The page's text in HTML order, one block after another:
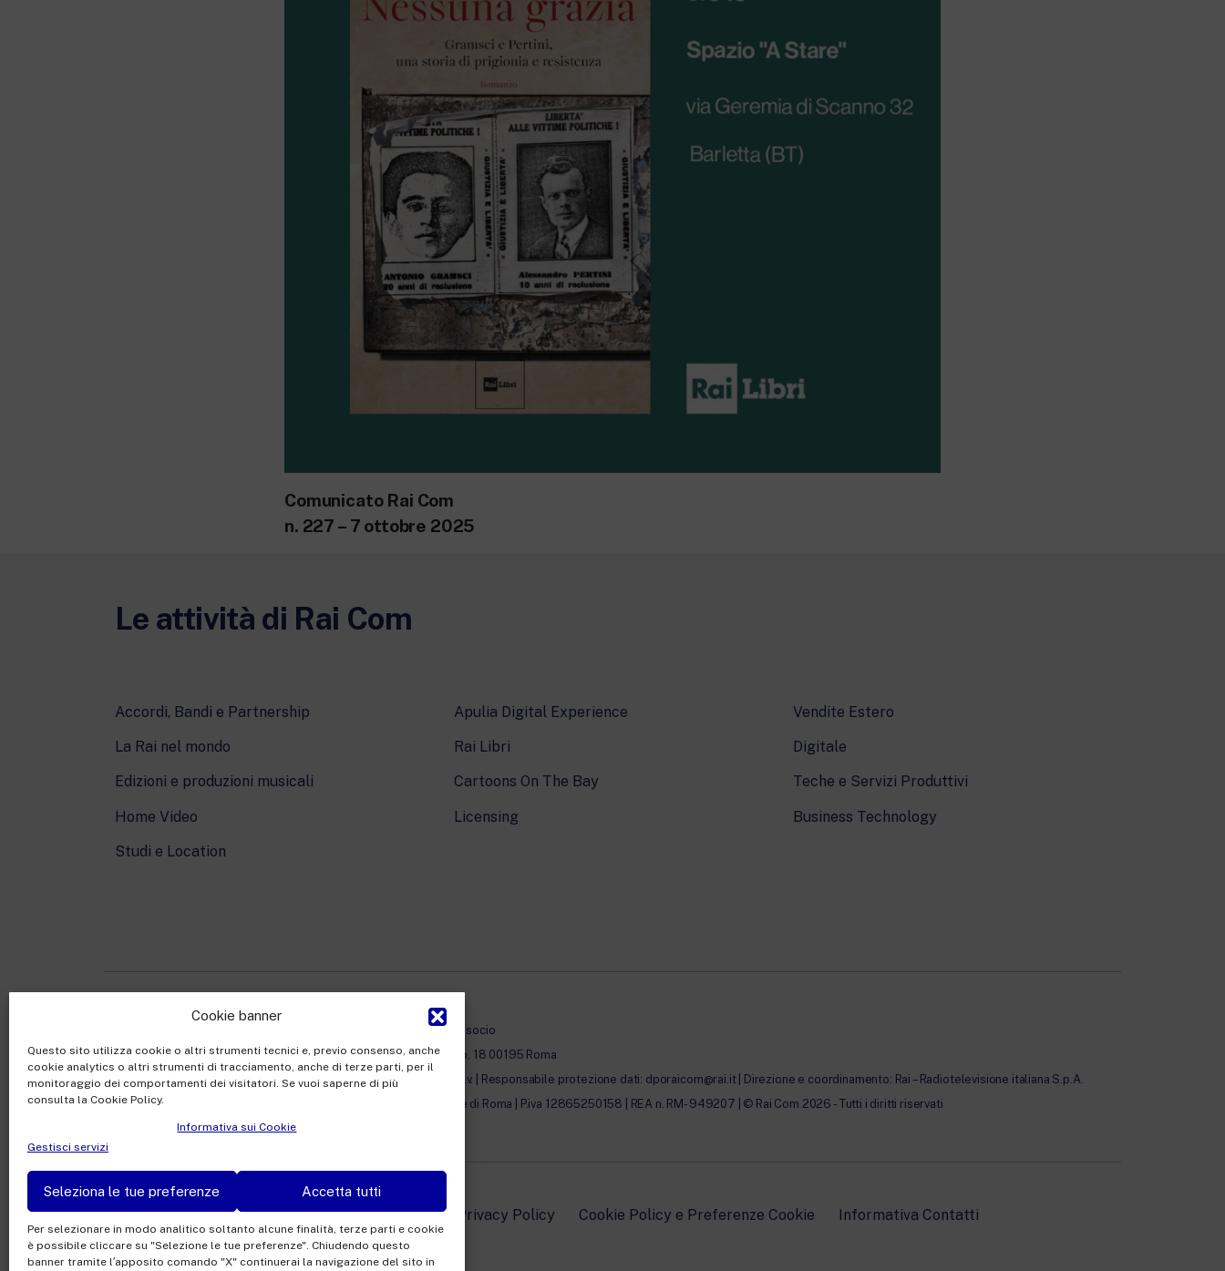
Cookie banner
Questo sito utilizza cookie o altri strumenti tecnici e, previo consenso, anche
cookie analytics o altri strumenti di tracciamento, anche di terze parti, per il
monitoraggio dei comportamenti dei visitatori. Se vuoi saperne di più
consulta la Cookie Policy.
Informativa sui Cookie
Gestisci servizi
Seleziona le tue preferenze Accetta tutti
Per selezionare in modo analitico soltanto alcune finalità, terze parti e cookie
è possibile cliccare su "Selezione le tue preferenze". Chiudendo questo
banner tramite l′apposito comando "X" continuerai la navigazione del sito in
Comunicato Rai Com
n. 227 – 7 ottobre 2025
Le attività di Rai Com
Accordi, Bandi e Partnership Apulia Digital Experience Vendite Estero
La Rai nel mondo Rai Libri Digitale
Edizioni e produzioni musicali Cartoons On The Bay Teche e Servizi Produttivi
Home Video Licensing Business Technology
Studi e Location
Rai Com S.p.A. - Società con unico socio
Sede Legale: Via Umberto Novaro, 18 00195 Roma
Capitale sociale €10.320.000,00 i.v. | Responsabile protezione dati: dporaicom@rai.it | Direzione e coordinamento: Rai – Radiotelevisione italiana S.p.A.
Ufficio del Registro delle Imprese di Roma | P.iva 12865250158 | REA n. RM- 949207 | © Rai Com 2026 - Tutti i diritti riservati
Facebook Twitter Instagram Linkedin Privacy Policy Cookie Policy e Preferenze Cookie Informativa Contatti